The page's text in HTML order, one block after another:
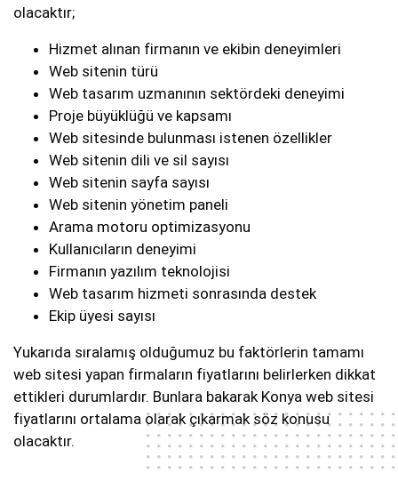
olacaktır;
Hizmet alınan firmanın ve ekibin deneyimleri
Web sitenin türü
Web tasarım uzmanının sektördeki deneyimi
Proje büyüklüğü ve kapsamı
Web sitesinde bulunması istenen özellikler
Web sitenin dili ve sil sayısı
Web sitenin sayfa sayısı
Web sitenin yönetim paneli
Arama motoru optimizasyonu
Kullanıcıların deneyimi
Firmanın yazılım teknolojisi
Web tasarım hizmeti sonrasında destek
Ekip üyesi sayısı
Yukarıda sıralamış olduğumuz bu faktörlerin tamamı
web sitesi yapan firmaların fiyatlarını belirlerken dikkat
ettikleri durumlardır. Bunlara bakarak Konya web sitesi
fiyatlarını ortalama olarak çıkarmak söz konusu
olacaktır.